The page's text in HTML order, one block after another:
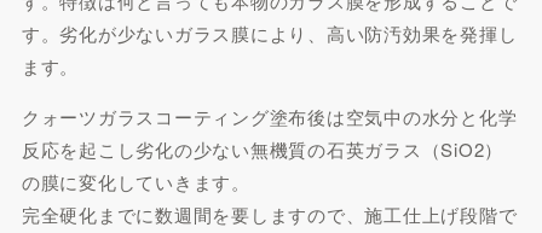
す。劣化が少ないガラス膜により、高い防汚効果を発揮し
ます。
クォーツガラスコーティング塗布後は空気中の水分と化学
反応を起こし劣化の少ない無機質の石英ガラス（SiO2）
の膜に変化していきます。
完全硬化までに数週間を要しますので、施工仕上げ段階で